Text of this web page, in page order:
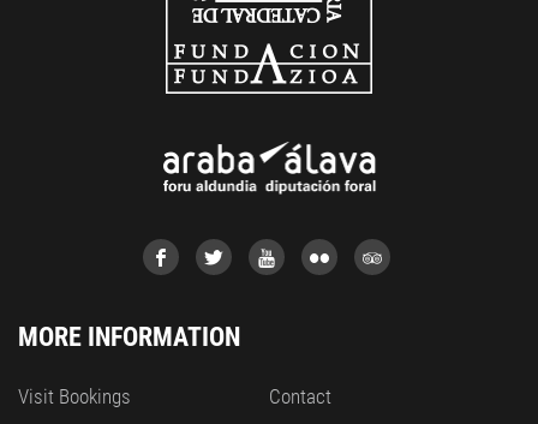
MORE INFORMATION
Visit Bookings
Contact